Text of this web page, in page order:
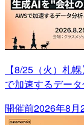
【8/25（火）札
で加速するデー
開催前2026年8月